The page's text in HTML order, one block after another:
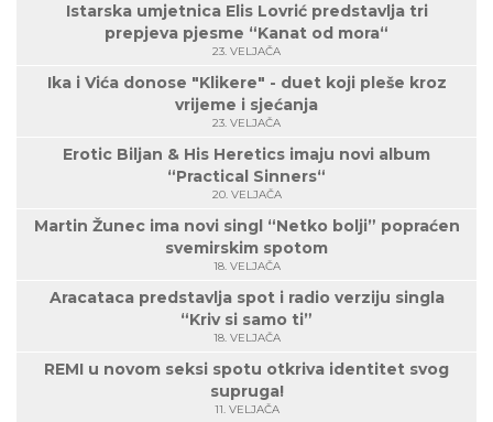
Istarska umjetnica Elis Lovrić predstavlja tri
prepjeva pjesme “Kanat od mora“
23. VELJAČA
Ika i Vića donose "Klikere" - duet koji pleše kroz
vrijeme i sjećanja
23. VELJAČA
Erotic Biljan & His Heretics imaju novi album
“Practical Sinners“
20. VELJAČA
Martin Žunec ima novi singl “Netko bolji” popraćen
svemirskim spotom
18. VELJAČA
Aracataca predstavlja spot i radio verziju singla
“Kriv si samo ti”
18. VELJAČA
REMI u novom seksi spotu otkriva identitet svog
supruga!
11. VELJAČA